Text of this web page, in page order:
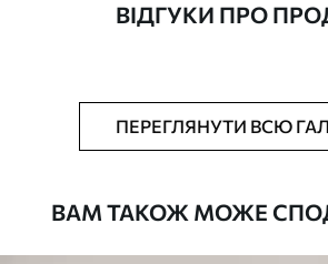
Додатково Можна додати
ВІДГУКИ ПРО
ПЕРЕГЛЯНУТИ ВСЮ
ВАМ ТАКОЖ МОЖЕ